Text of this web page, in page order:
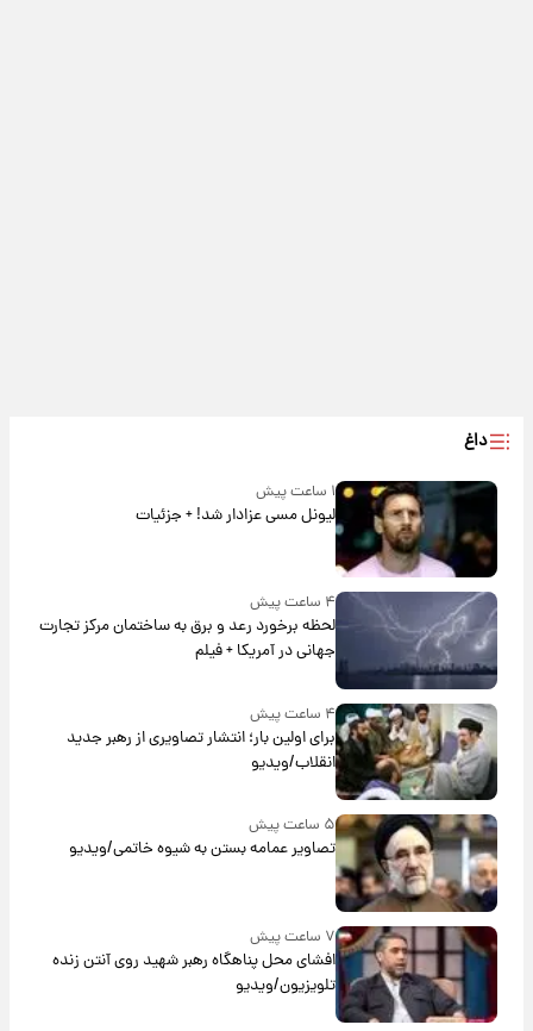
داغ
۱ ساعت پیش
لیونل مسی عزادار شد! + جزئیات
۴ ساعت پیش
لحظه برخورد رعد و برق به ساختمان مرکز تجارت
جهانی در آمریکا + فیلم
۴ ساعت پیش
برای اولین بار؛ انتشار تصاویری از رهبر جدید
انقلاب/ویدیو
۵ ساعت پیش
تصاویر عمامه بستن به شیوه خاتمی/ویدیو
۷ ساعت پیش
افشای محل پناهگاه‌ رهبر شهید روی آنتن زنده
تلویزیون/ویدیو